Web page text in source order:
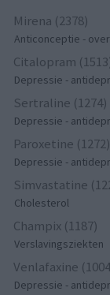
Mirena (2378)
Anticonceptie -
Citalopram
Depressie -
Sertraline (1274)
Depressie -
Paroxetine (1272)
Depressie -
Simvastatine
Cholesterol
Champix (1187)
Verslavingsziekten
Venlafaxine
Depressie -